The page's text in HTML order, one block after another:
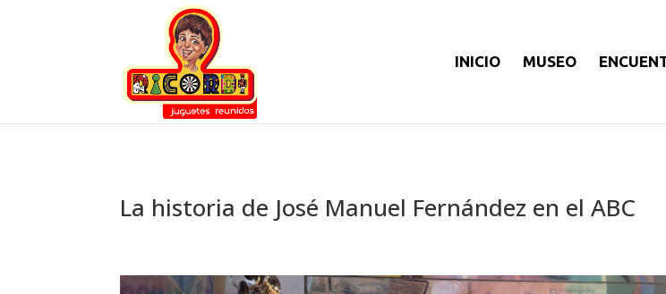
INICIO MUSEO
La historia de José Manuel Fernández en el ABC